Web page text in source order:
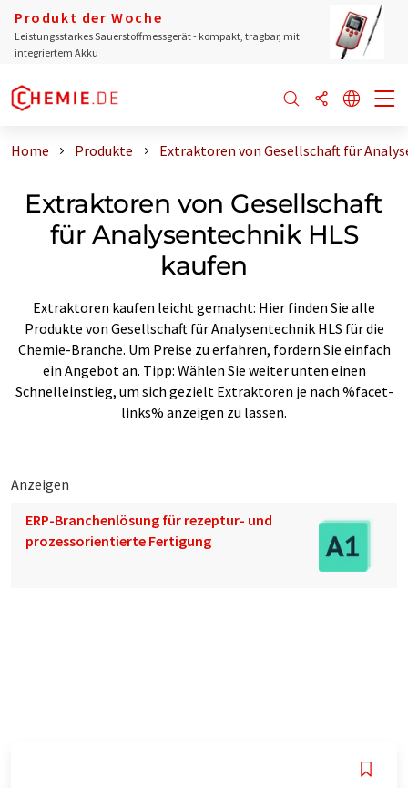
Produkt der Woche
Leistungsstarkes Sauerstoffmessgerät - kompakt, tragbar, mit
integriertem Akku
Home Produkte Extraktoren von Gesellschaft für
Extraktoren von Gesellschaft
für Analysentechnik HLS
kaufen
Extraktoren kaufen leicht gemacht: Hier finden Sie alle
Produkte von Gesellschaft für Analysentechnik HLS für die
Chemie-Branche. Um Preise zu erfahren, fordern Sie einfach
ein Angebot an. Tipp: Wählen Sie weiter unten einen
Schnelleinstieg, um sich gezielt Extraktoren je nach %facet-
links% anzeigen zu lassen.
Anzeigen
ERP-Branchenlösung für rezeptur- und
prozessorientierte Fertigung